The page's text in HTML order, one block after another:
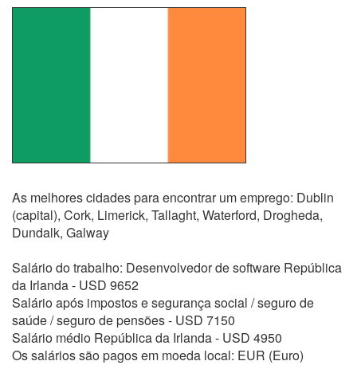
As melhores cidades para encontrar um emprego: Dublin
(capital), Cork, Limerick, Tallaght, Waterford, Drogheda,
Dundalk, Galway
Salário do trabalho: Desenvolvedor de software República
da Irlanda - USD 9652
Salário após impostos e segurança social / seguro de
saúde / seguro de pensões - USD 7150
Salário médio República da Irlanda - USD 4950
Os salários são pagos em moeda local: EUR (Euro)